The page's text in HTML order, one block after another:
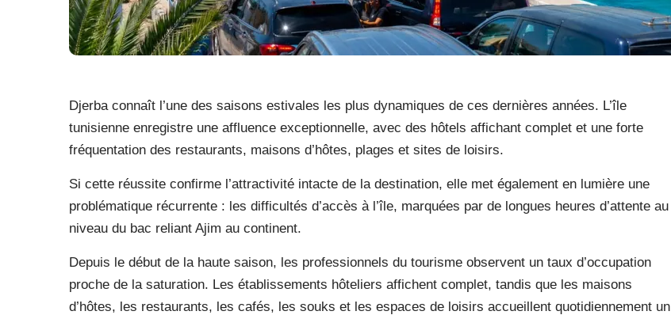
Djerba connaît l’une des saisons estivales les plus dynamiques de ces dernières années. L’île
tunisienne enregistre une affluence exceptionnelle, avec des hôtels affichant complet et une forte
fréquentation des restaurants, maisons d’hôtes, plages et sites de loisirs.
Si cette réussite confirme l’attractivité intacte de la destination, elle met également en lumière une
problématique récurrente : les difficultés d’accès à l’île, marquées par de longues heures d’attente au
niveau du bac reliant Ajim au continent.
Depuis le début de la haute saison, les professionnels du tourisme observent un taux d’occupation
proche de la saturation. Les établissements hôteliers affichent complet, tandis que les maisons
d’hôtes, les restaurants, les cafés, les souks et les espaces de loisirs accueillent quotidiennement un